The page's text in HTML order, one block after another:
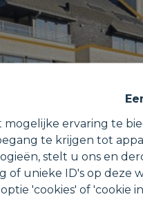
mogelijke ervaring te
te krijgen tot
stelt u ons en
of unieke ID's op deze
'cookies' of 'cookie